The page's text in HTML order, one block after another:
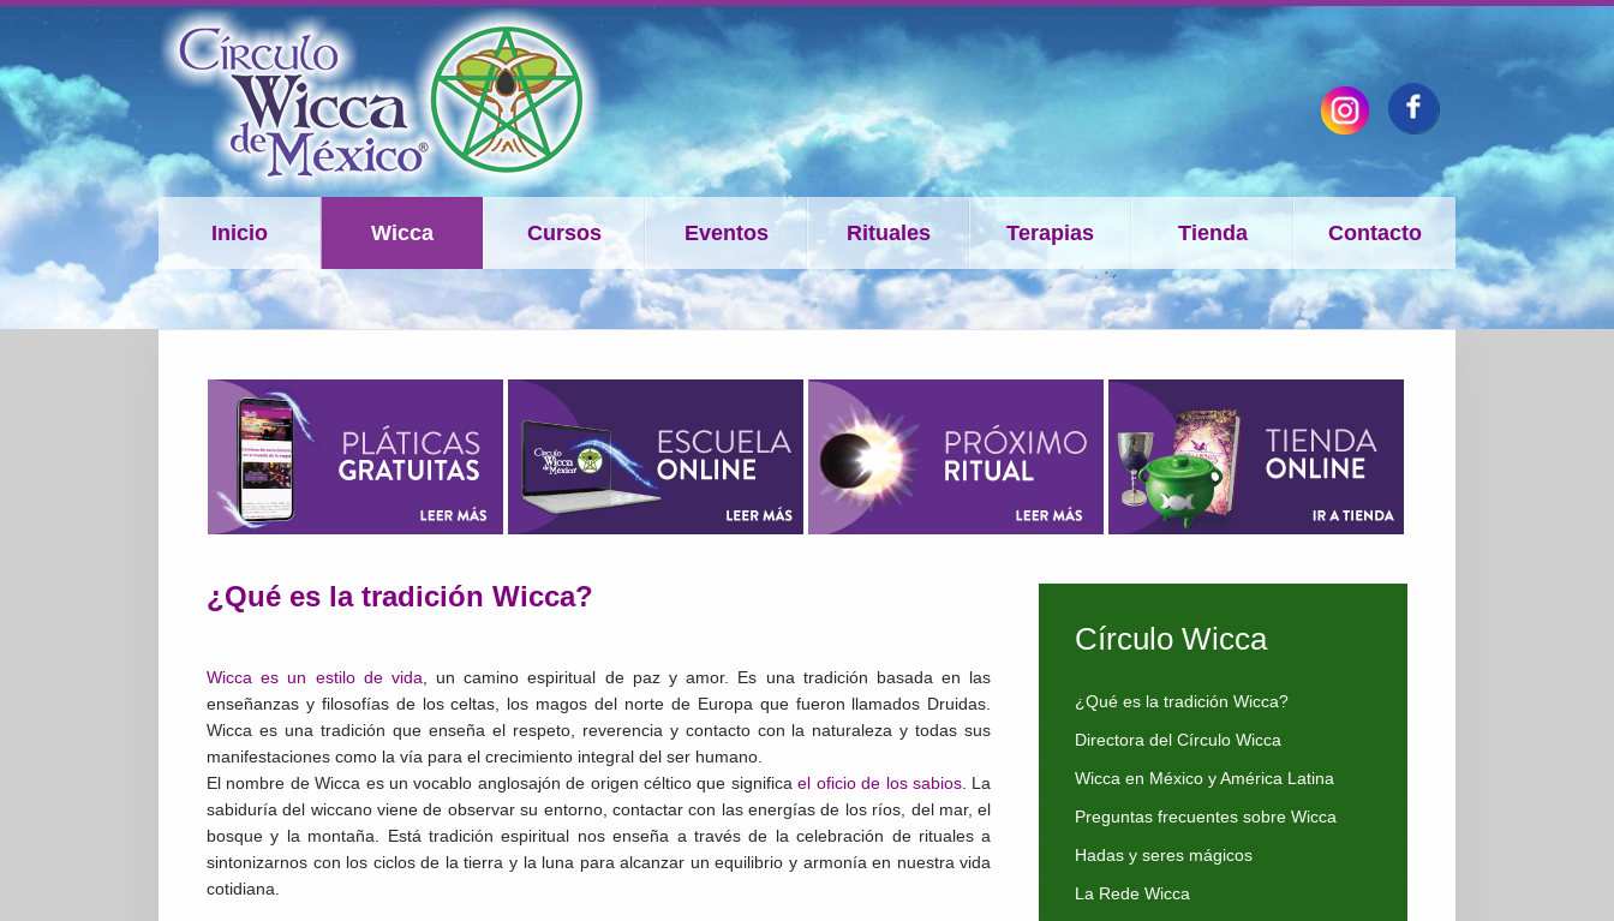
Inicio Wicca Cursos Eventos Rituales Terapias Tienda Contacto
¿Qué es la tradición Wicca?
Wicca es un estilo de vida , un camino espiritual de paz y amor. Es una tradición basada en las
enseñanzas y filosofías de los celtas, los magos del norte de Europa que fueron llamados Druidas.
Wicca es una tradición que enseña el respeto, reverencia y contacto con la naturaleza y todas sus
manifestaciones como la vía para el crecimiento integral del ser humano.
El nombre de Wicca es un vocablo anglosajón de origen céltico que significael oficio de los sabios. La
sabiduría del wiccano viene de observar su entorno, contactar con las energías de los ríos, del mar, el
bosque y la montaña. Está tradición espiritual nos enseña a través de la celebración de rituales a
sintonizarnos con los ciclos de la tierra y la luna para alcanzar un equilibrio y armonía en nuestra vida
cotidiana.
Círculo Wicca
¿Qué es la tradición Wicca?
Directora del Círculo Wicca
Wicca en México y América Latina
Preguntas frecuentes sobre Wicca
Hadas y seres mágicos
La Rede Wicca